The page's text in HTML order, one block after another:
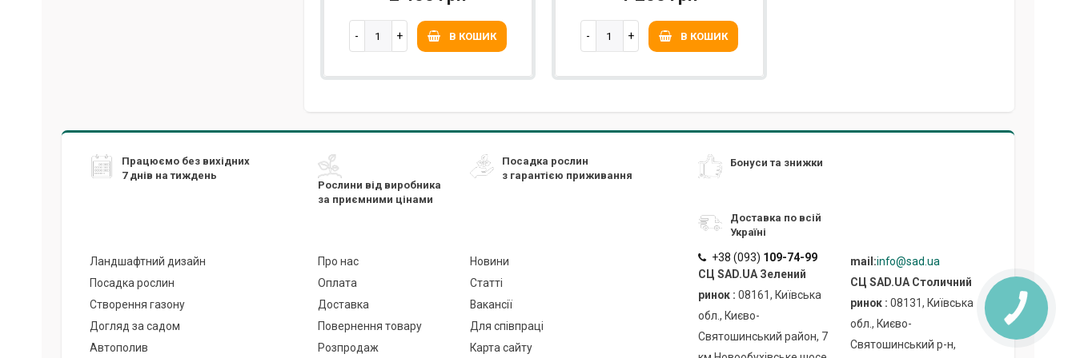
В КОШИК В КОШИК
Працюємо без вихідних
7 днів на тиждень
Рослини від виробника
за приємними цінами
Посадка рослин
з гарантією приживання
Бонуси та знижки
Доставка по всій
Україні
Ландшафтний дизайн
Посадка рослин
Створення газону
Догляд за садом
Автополив
Про нас
Оплата
Доставка
Повернення товару
Розпродаж
Новини
Статті
Вакансії
Для співпраці
Карта сайту
+38 (093) 109-74-99
СЦ SAD.UA Зелений
ринок : 08161, Київська
обл., Києво-
Святошинський район, 7
mail:info@sad.ua
СЦ SAD.UA Cтоличний
ринок : 08131, Київська
обл., Києво-
Святошинський р-н,